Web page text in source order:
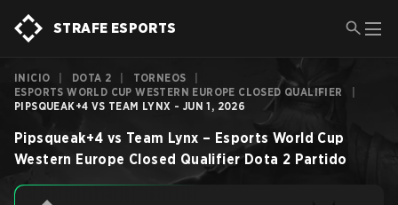
STRAFE ESPORTS
INICIO DOTA 2 TORNEOS
ESPORTS WORLD CUP WESTERN EUROPE CLOSED QUALIFIER
PIPSQUEAK+4 VS TEAM LYNX - JUN 1, 2026
Pipsqueak+4 vs Team Lynx – Esports World Cup
Western Europe Closed Qualifier Dota 2 Partido